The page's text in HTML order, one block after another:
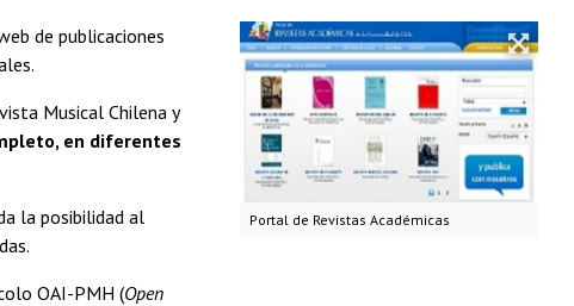
Hospital Clínico
Portal de Revistas Académicas
de publicaciones
Musical Chilena y
en diferentes
la posibilidad al
OAI-PMH (Open